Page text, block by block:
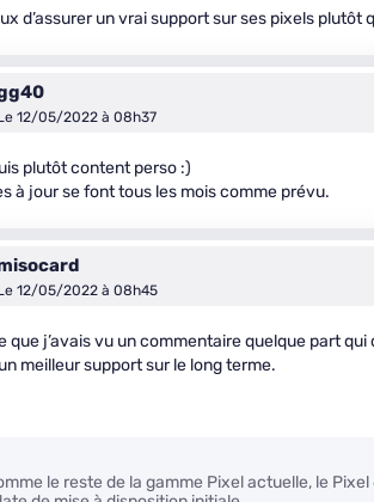
d’assurer un vrai support sur ses pixels plutôt
12/05/2022 à 08h37
plutôt content perso :)
à jour se font tous les mois comme prévu.
12/05/2022 à 08h45
que j’avais vu un commentaire quelque part
meilleur support sur le long terme.
le reste de la gamme Pixel actuelle, le